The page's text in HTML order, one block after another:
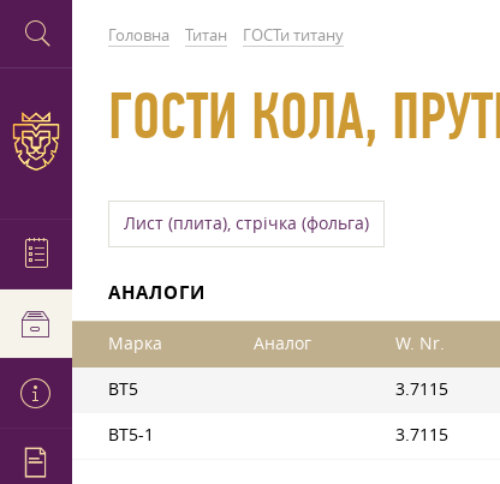
Головна Титан ГОСТи титану
ГОСТИ КОЛА,
Лист (плита), стрічка (фольга)
АНАЛОГИ
Марка Аналог W. Nr.
ВТ5 3.7115
ВТ5-1 3.7115